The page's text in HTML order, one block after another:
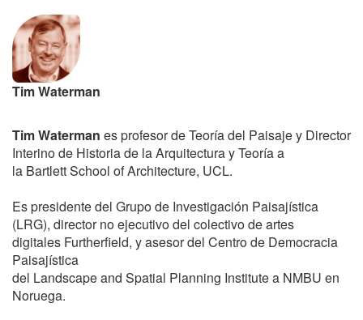
Tim Waterman
Tim Waterman es profesor de Teoría del Paisaje y Director
Interino de Historia de la Arquitectura y Teoría a
la Bartlett School of Architecture, UCL.
Es presidente del Grupo de Investigación Paisajística
(LRG), director no ejecutivo del colectivo de artes
digitales Furtherfield, y asesor del Centro de Democracia
Paisajística
del Landscape and Spatial Planning Institute a NMBU en
Noruega.